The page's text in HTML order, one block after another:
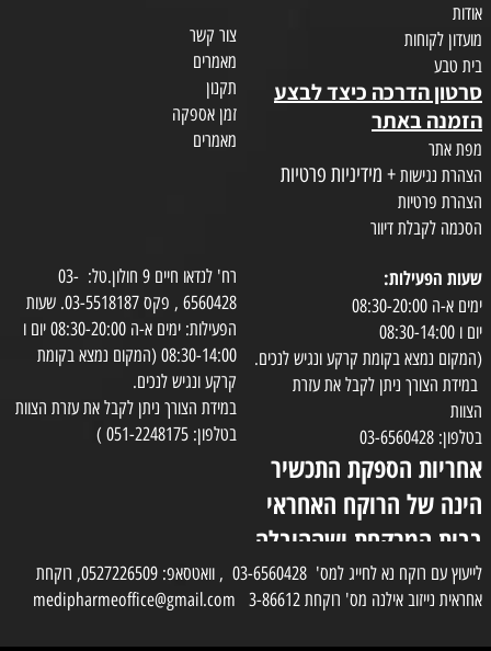
אודות
מועדון לקוחות
בית טבע
סרטון הדרכה כיצד לבצע
הזמנה באתר
מפת אתר
הצהרת נגישות + מידיניות פרטיות
הצהרת פרטיות
הסכמה לקבלת דיוור
צור קשר
מאמרים
תקנון
זמן אספקה
מאמרים
שעות הפעילות:
ימים א-ה 08:30-20:00
יום ו 08:30-14:00
(המקום נמצא בקומת קרקע ונגיש לנכים.
במידת הצורך ניתן לקבל את עזרת
הצוות
בטלפון: 03-6560428
אחריות הספקת התכשיר
הינה של הרוקח האחראי
בבית המרקחת ושההובלה
בפועל תעשה בעזרת
השליח
רח' לנדאו חיים 9 חולון.טל: 03-
6560428 , פקס 03-5518187. שעות
הפעילות: ימים א-ה 08:30-20:00 יום ו
08:30-14:00 (המקום נמצא בקומת
קרקע ונגיש לנכים.
במידת הצורך ניתן לקבל את עזרת הצוות
בטלפון: 051-2248175 )
לייעוץ עם רוקח נא לחייג למס' 03-6560428 , וואטסאפ: 0527226509, רוקחת
אחראית נייזוב אילנה מס' רוקחת 3-86612 medipharmeoffice@gmail.com